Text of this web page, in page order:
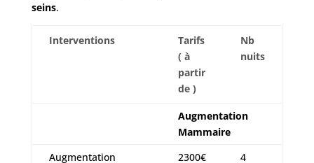
seins.
Interventions
Tarifs
( à
partir
de )
Nb
nuits
Augmentation
Mammaire
Augmentation
2300€ 4